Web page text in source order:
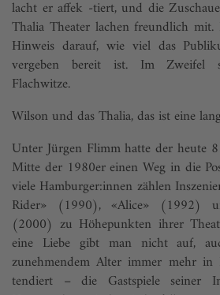
lacht er affek -tiert, und die
Thalia Theater lachen freundlich
Hinweis darauf, wie viel das
vergeben bereit ist. Im Zweifel
Flachwitze.
Wilson und das Thalia, das ist eine
Unter Jürgen Flimm hatte der heute
Mitte der 1980er einen Weg in die
viele Hamburger:innen zählen
Rider» (1990), «Alice» (1992)
(2000) zu Höhepunkten ihrer
eine Liebe gibt man nicht auf,
zunehmendem Alter immer mehr in
tendiert – die Gastspiele seiner